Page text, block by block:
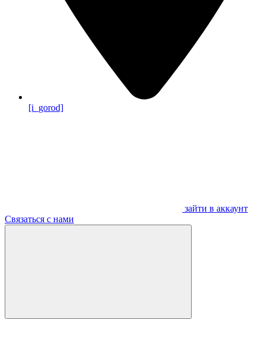
[i_gorod]
зайти в аккаунт
Связаться с нами